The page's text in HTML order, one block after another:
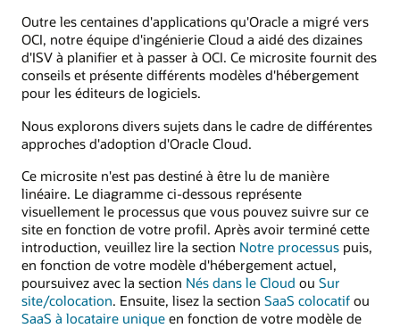
Outre les centaines d'applications qu'Oracle a migré vers
OCI, notre équipe d'ingénierie Cloud a aidé des dizaines
d'ISV à planifier et à passer à OCI. Ce microsite fournit des
conseils et présente différents modèles d'hébergement
pour les éditeurs de logiciels.
Nous explorons divers sujets dans le cadre de différentes
approches d'adoption d'Oracle Cloud.
Ce microsite n'est pas destiné à être lu de manière
linéaire. Le diagramme ci-dessous représente
visuellement le processus que vous pouvez suivre sur ce
site en fonction de votre profil. Après avoir terminé cette
introduction, veuillez lire la section Notre processus puis,
en fonction de votre modèle d'hébergement actuel,
poursuivez avec la section Nés dans le Cloud ou Sur
site/colocation. Ensuite, lisez la section SaaS colocatif ou
SaaS à locataire unique en fonction de votre modèle de